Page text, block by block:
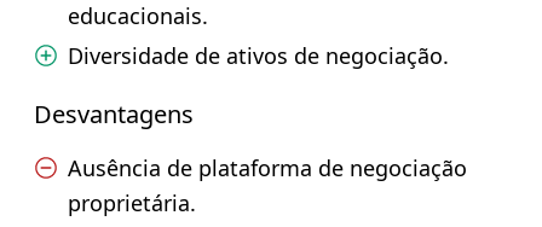
educacionais.
Diversidade de ativos de negociação.
Desvantagens
Ausência de plataforma de negociação
proprietária.